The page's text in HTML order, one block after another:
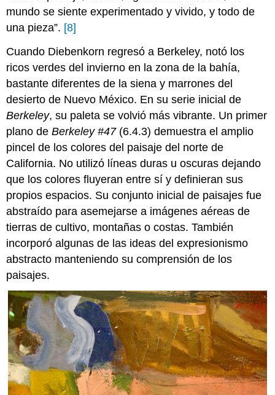
mundo se siente experimentado y vivido, y todo de
una pieza”. [8]
Cuando Diebenkorn regresó a Berkeley, notó los
ricos verdes del invierno en la zona de la bahía,
bastante diferentes de la siena y marrones del
desierto de Nuevo México. En su serie inicial de
Berkeley, su paleta se volvió más vibrante. Un primer
plano deBerkeley #47(6.4.3) demuestra el amplio
pincel de los colores del paisaje del norte de
California. No utilizó líneas duras u oscuras dejando
que los colores fluyeran entre sí y definieran sus
propios espacios. Su conjunto inicial de paisajes fue
abstraído para asemejarse a imágenes aéreas de
tierras de cultivo, montañas o costas. También
incorporó algunas de las ideas del expresionismo
abstracto manteniendo su comprensión de los
paisajes.